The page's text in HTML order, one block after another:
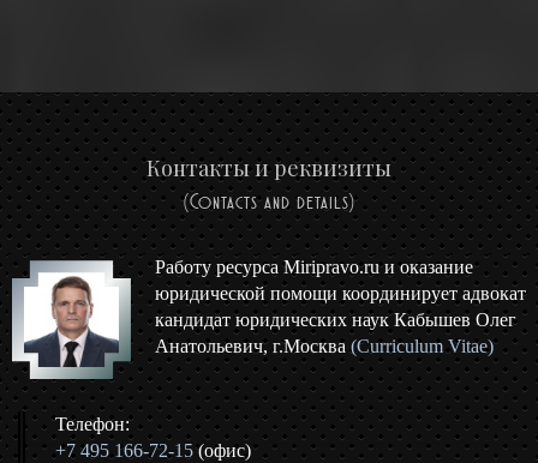
Контакты и реквизиты
(Contacts and details)
Работу ресурса Miripravo.ru и оказание
юридической помощи координирует адвокат
кандидат юридических наук Кабышев Олег
Анатольевич, г.Москва (Curriculum Vitae)
Телефон:
+7 495 166-72-15(офис)